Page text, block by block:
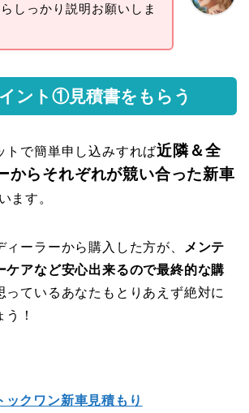
しっかり説明お願いしま
ント①見積書をもらう
トで簡単申し込みすれば近隣＆全
からそれぞれが競い合った新車
ます。
ィーラーから購入した方が、
メンテ
ケアなど安心出来るので最終的な購
っているあなたもとりあえず絶対に
！
ックワン新車見積もり